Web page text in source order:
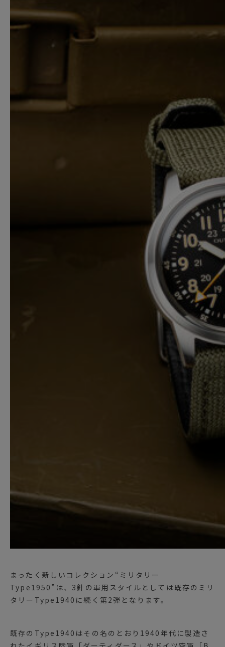
まったく新しいコレクション“ミリタリー
Type1950”は、3針の軍用スタイルとしては既存のミリ
タリーType1940に続く第2弾となります。
既存のType1940はその名のとおり1940年代に製造さ